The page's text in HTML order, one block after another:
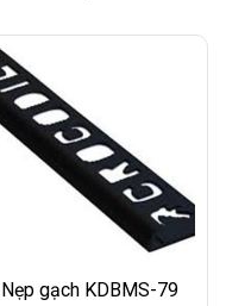
Nẹp gạch KDBMS-79